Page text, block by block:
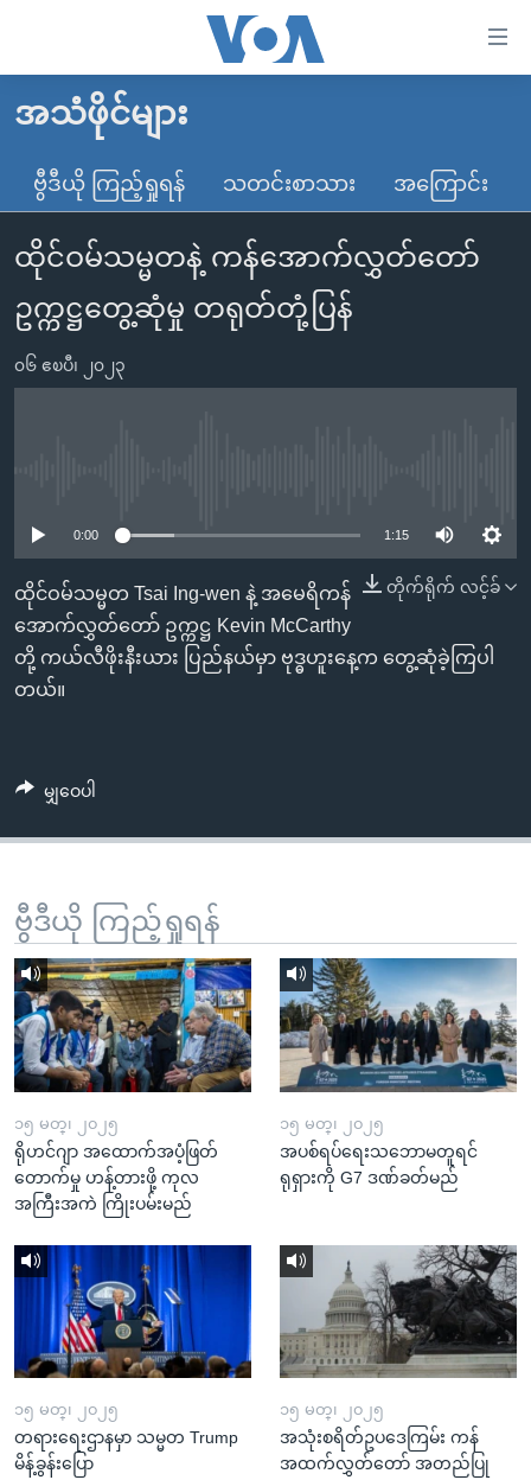
လွယ်ကူ
သည့်
Link
များ
ပင်မ
သို့
စာမျက်နှာ
သို့
ကျော်
ကြည့်
ရန်
ရန်
မူလစာမျက်နှာ
မြန်မာ
ကမ္ဘာ့သတင်းများ
နိုင်ငံတကာ
အစ္စရေး-ပါလက်စတိုင်း
ဗွီဒီယို
သတင်းလွတ်လပ်ခွင့်
ရပ်ဝန်းတခု လမ်းတခု အလွန်
အင်္ဂလိပ်စာလေ့လာမယ်
ဗွီအိုအေ လူမှုကွန်ယက်များ
အသံဖိုင်များ
ဗွီဒီယို ကြည့်ရှုရန် သတင်းစာသား အကြောင်း
ထိုင်ဝမ်သမ္မတနဲ့ ကန်အောက်လွှတ်တော်
ဥက္ကဋ္ဌတွေ့ဆုံမှု တရုတ်တုံ့ပြန်
၀၆ ဧၿပီ၊ ၂၀၂၃
0:00 1:15
တိုက်ရိုက် လင့်ခ်
ထိုင်ဝမ်သမ္မတ Tsai Ing-wen နဲ့ အမေရိကန်
အောက်လွှတ်တော် ဥက္ကဋ္ဌ Kevin McCarthy
တို့ ကယ်လီဖိုးနီးယား ပြည်နယ်မှာ ဗုဒ္ဓဟူးနေ့က တွေ့ဆုံခဲ့ကြပါ
တယ်။
မျှဝေပါ
ဗွီဒီယို ကြည့်ရှုရန်
၁၅ မတ္၊ ၂၀၂၅
ရိုဟင်ဂျာ အထောက်အပံ့ဖြတ်
တောက်မှု ဟန့်တားဖို့ ကုလ
အကြီးအကဲ ကြိုးပမ်းမည်
၁၅ မတ္၊ ၂၀၂၅
အပစ်ရပ်ရေးသဘောမတူရင်
ရုရှားကို G7 ဒဏ်ခတ်မည်
၁၅ မတ္၊ ၂၀၂၅
တရားရေးဌာနမှာ သမ္မတ Trump
မိန့်ခွန်းပြော
၁၅ မတ္၊ ၂၀၂၅
အသုံးစရိတ်ဥပဒေကြမ်း ကန်
အထက်လွှတ်တော် အတည်ပြု